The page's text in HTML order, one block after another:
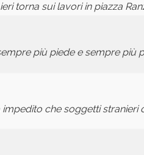
torna sui lavori in piazza
più piede e sempre più
che soggetti